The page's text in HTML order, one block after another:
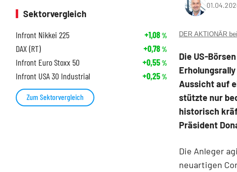
DER AKTIONÄR
Die US-
Aussicht auf
stützte nur
historisch
Präsident
Die Anleger
neuartigen
Sektorvergleich
Infront Nikkei 225
+1,08%
DAX (RT) +0,78%
Infront Euro Stoxx 50 +0,55%
Infront USA 30 Industrial +0,25%
Zum Sektorvergleich